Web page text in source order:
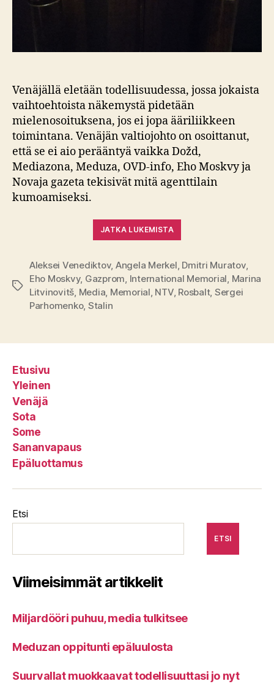
Venäjällä eletään todellisuudessa, jossa jokaista
vaihtoehtoista näkemystä pidetään
mielenosoituksena, jos ei jopa ääriliikkeen
toimintana. Venäjän valtiojohto on osoittanut,
että se ei aio perääntyä vaikka Dožd,
Mediazona, Meduza, OVD-info, Eho Moskvy ja
Novaja gazeta tekisivät mitä agenttilain
kumoamiseksi.
JATKA LUKEMISTA
Avainsanat
Aleksei Venediktov, Angela Merkel Dmitri Muratov,
Eho Moskvy, Gazprom International Memorial Marina
Litvinovitš Media Memorial NTV, Rosbalt, Sergei
Parhomenko, Stalin
Etusivu
Yleinen
Venäjä
Sota
Some
Sananvapaus
Epäluottamus
Etsi
ETSI
Viimeisimmät artikkelit
Miljardööri puhuu, media tulkitsee
Meduzan oppitunti epäluulosta
Suurvallat muokkaavat todellisuuttasi jo nyt